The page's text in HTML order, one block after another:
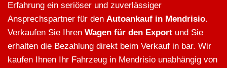
Erfahrung ein seriöser und zuverlässiger
Ansprechspartner für den Autoankauf in Mendrisio.
Verkaufen Sie Ihren Wagen für den Export und Sie
erhalten die Bezahlung direkt beim Verkauf in bar. Wir
kaufen Ihnen Ihr Fahrzeug in Mendrisio unabhängig von